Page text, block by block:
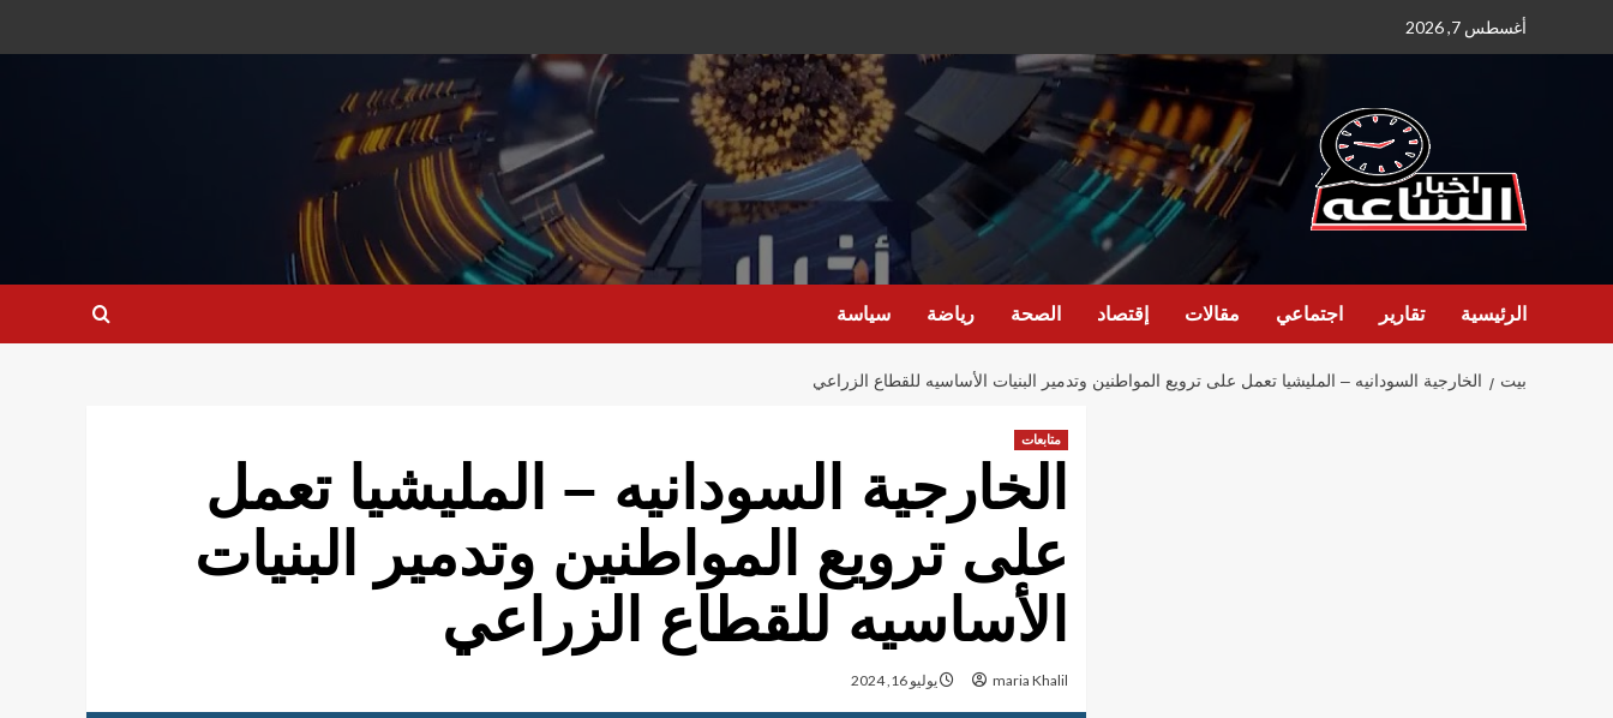
أغسطس 7, 2026
الرئيسية تقارير اجتماعي مقالات إقتصاد الصحة رياضة سياسة
بيت الخارجية السودانيه – المليشيا تعمل على ترويع المواطنين وتدمير البنيات الأساسيه للقطاع الزراعي
متابعات
الخارجية السودانيه – المليشيا تعمل
على ترويع المواطنين وتدمير البنيات
الأساسيه للقطاع الزراعي
maria Khalil يوليو 16, 2024